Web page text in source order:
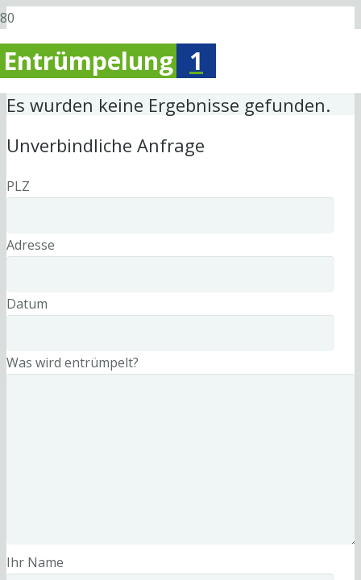
Entrümpelung 1
Es wurden keine Ergebnisse gefunden.
Unverbindliche Anfrage
PLZ
Adresse
Datum
Was wird entrümpelt?
Ihr Name